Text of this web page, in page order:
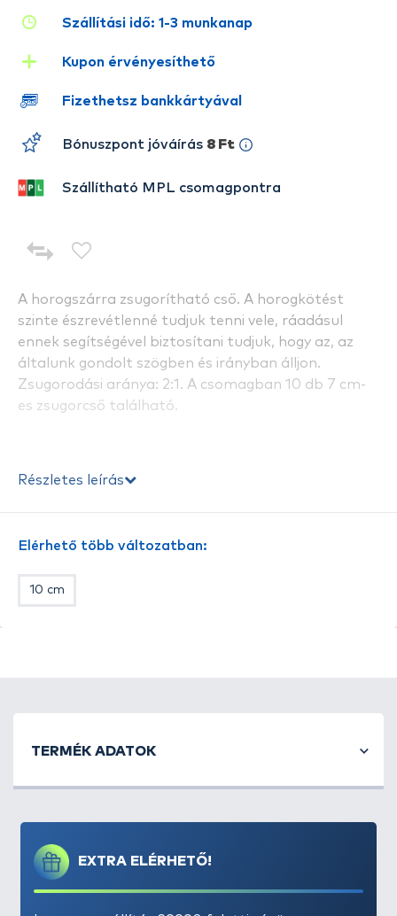
A horogszárra zsugorítható cső. A horogkötést
szinte észrevétlenné tudjuk tenni vele, ráadásul
ennek segítségével biztosítani tudjuk, hogy az, az
általunk gondolt szögben és irányban álljon.
Zsugorodási aránya: 2:1. A csomagban 10 db 7 cm-
es zsugorcső található.
Részletes leírás
Elérhető több változatban:
10 cm
Szállítási idő: 1-3 munkanap
Kupon érvényesíthető
Fizethetsz bankkártyával
Bónuszpont jóváírás 8 Ft
Szállítható MPL csomagpontra
EXTRA ELÉRHETŐ!
TERMÉK ADATOK